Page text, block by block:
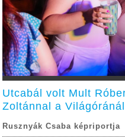
Utcabál volt Mult
Zoltánnal a Világóránál
Rusznyák Csaba képriportja